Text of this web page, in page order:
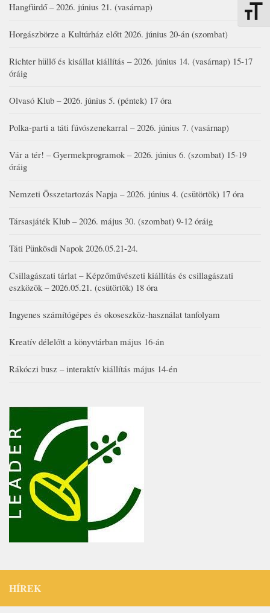
Hangfürdő – 2026. június 21. (vasárnap)
Horgászbörze a Kultúrház előtt 2026. június 20-án (szombat)
Richter hüllő és kisállat kiállítás – 2026. június 14. (vasárnap) 15-17
óráig
Olvasó Klub – 2026. június 5. (péntek) 17 óra
Polka-parti a táti fúvószenekarral – 2026. június 7. (vasárnap)
Vár a tér! – Gyermekprogramok – 2026. június 6. (szombat) 15-19
óráig
Nemzeti Összetartozás Napja – 2026. június 4. (csütörtök) 17 óra
Társasjáték Klub – 2026. május 30. (szombat) 9-12 óráig
Táti Pünkösdi Napok 2026.05.21-24.
Csillagászati tárlat – Képzőművészeti kiállítás és csillagászati
eszközök – 2026.05.21. (csütörtök) 18 óra
Ingyenes számítógépes és okoseszköz-használat tanfolyam
Kreatív délelőtt a könyvtárban május 16-án
Rákóczi busz – interaktív kiállítás május 14-én
HÍREK